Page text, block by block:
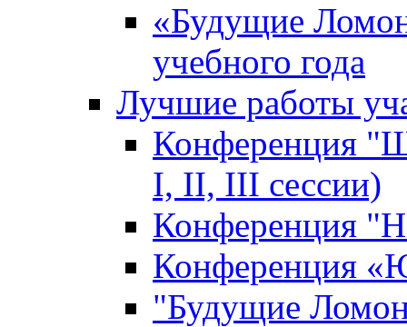
«Будущие
учебного года
Лучшие работы
Конференция
I, II, III сессии)
Конференция
Конференция
"Будущие